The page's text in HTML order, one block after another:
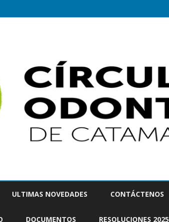
contenido
ULTIMAS NOVEDADES CONTÁCTENOS
DOCUMENTOS RESOLUCIONES 2025